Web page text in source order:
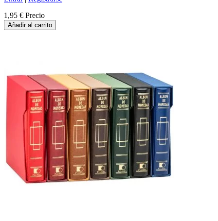
1,95 € Precio
Añadir al carrito